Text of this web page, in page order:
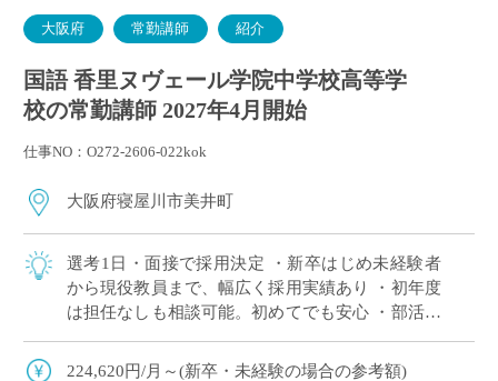
大阪府 常勤講師 紹介
国語 香里ヌヴェール学院中学校高等学
校の常勤講師 2027年4月開始
仕事NO：O272-2606-022kok
大阪府寝屋川市美井町
選考1日・面接で採用決定 ・新卒はじめ未経験者
から現役教員まで、幅広く採用実績あり ・初年度
は担任なしも相談可能。初めてでも安心 ・部活は
動部系)など負担軽減 ・将来的に専任 […]
224,620円/月～(新卒・未経験の場合の参考額)